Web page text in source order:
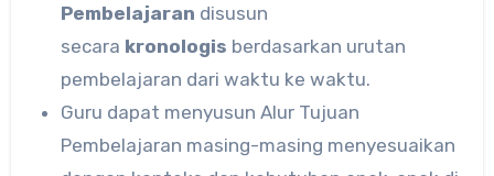
Pembelajaran disusun
secara kronologis berdasarkan urutan
pembelajaran dari waktu ke waktu.
Guru dapat menyusun Alur Tujuan
Pembelajaran masing-masing menyesuaikan